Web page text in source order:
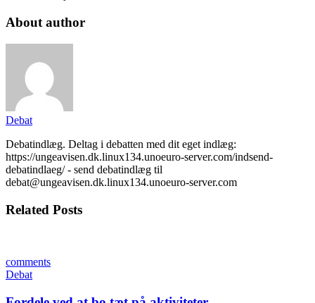
About author
Debat
Debatindlæg. Deltag i debatten med dit eget indlæg:
https://ungeavisen.dk.linux134.unoeuro-server.com/indsend-
debatindlaeg/ - send debatindlæg til
debat@ungeavisen.dk.linux134.unoeuro-server.com
Related Posts
comments
Debat